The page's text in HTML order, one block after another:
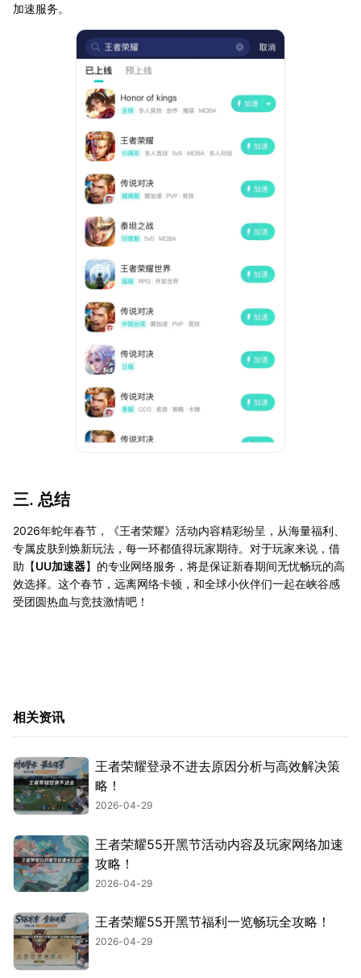
加速服务。
三. 总结
2026年蛇年春节，《王者荣耀》活动内容精彩纷呈，从海量福利、
专属皮肤到焕新玩法，每一环都值得玩家期待。对于玩家来说，借
助【UU加速器】的专业网络服务，将是保证新春期间无忧畅玩的高
效选择。这个春节，远离网络卡顿，和全球小伙伴们一起在峡谷感
受团圆热血与竞技激情吧！
相关资讯
王者荣耀登录不进去原因分析与高效解决策
略！
2026-04-29
王者荣耀55开黑节活动内容及玩家网络加速
攻略！
2026-04-29
王者荣耀55开黑节福利一览畅玩全攻略！
2026-04-29